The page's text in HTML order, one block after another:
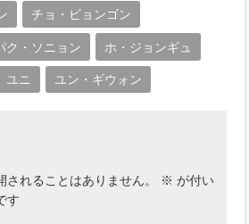
チョ・ビョンゴン
ク・ソニョン ホ・ジョンギュ
ユニ ユン・ギウォン
れることはありません。 ※ が付い
す